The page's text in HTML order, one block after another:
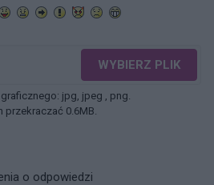
WYBIERZ PLIK
jpg, jpeg , png.
przekraczać 0.6MB.
o odpowiedzi